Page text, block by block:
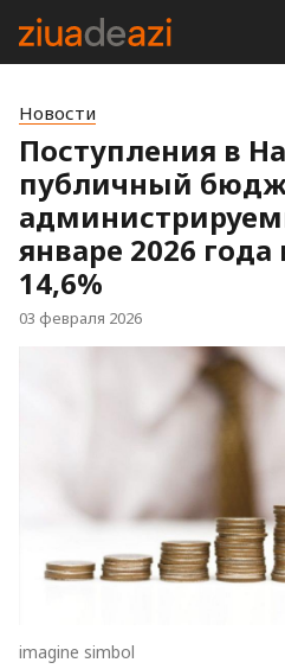
Новости
Поступления в
публичный
январе 2026
14,6%
03 февраля 2026
imagine simbol